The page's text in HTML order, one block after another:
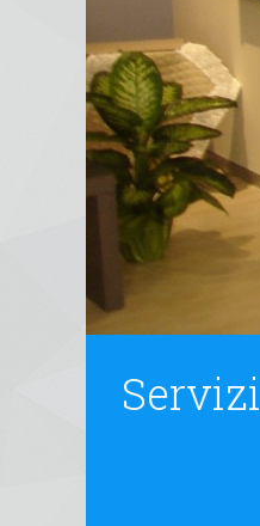
Servizi